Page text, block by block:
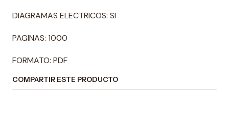
DIAGRAMAS ELECTRICOS: SI
PAGINAS: 1000
FORMATO: PDF
COMPARTIR ESTE PRODUCTO